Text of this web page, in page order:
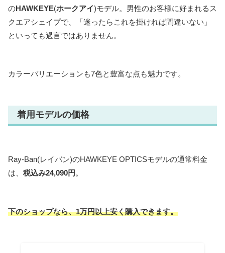
のHAWKEYE(ホークアイ)モデル。男性のお客様に好まれるス
クエアシェイプで、「迷ったらこれを掛ければ間違いない」
といっても過言ではありません。
カラーバリエーションも7色と豊富な点も魅力です。
着用モデルの価格
Ray-Ban(レイバン)のHAWKEYE OPTICSモデルの通常料金
は、 税込み24,090円。
下のショップなら、1万円以上安く購入できます。